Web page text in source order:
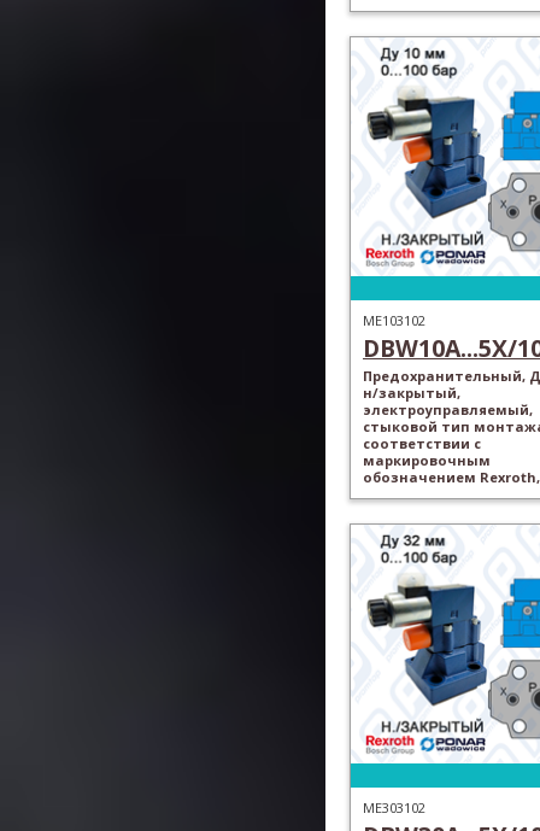
ME103102
DBW10A...5X/
Предохранительный,
н/закрытый,
электроуправляемый,
стыковой тип
соответствии с
маркировочным
обозначением
ME303102